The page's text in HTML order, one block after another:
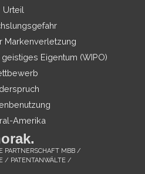
Urteil
Markenverletzung
Eigentum (WIPO)
Amerika
PARTNERSCHAFT MBB /
/ PATENTANWÄLTE /